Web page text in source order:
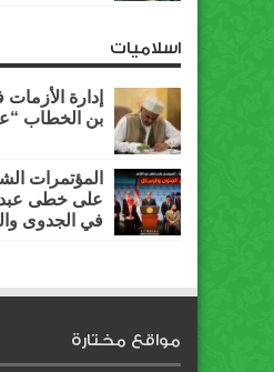
اسلاميات
إدارة
بن الخطاب
المؤتمرات
على خطى عبد
في الجدوى
مواقع مختارة